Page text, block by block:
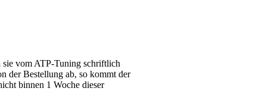
sie vom ATP-Tuning schriftlich
der Bestellung ab, so kommt der
binnen 1 Woche dieser